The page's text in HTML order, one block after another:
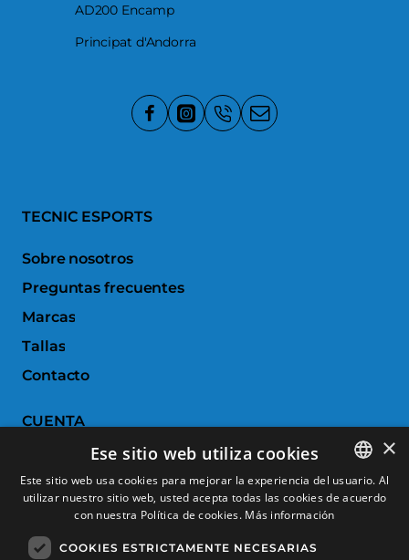
AD200 Encamp
Principat d'Andorra
TECNIC ESPORTS
Sobre nosotros
Preguntas frecuentes
Marcas
Tallas
Contacto
CUENTA
Historial de pedidos
Devoluciones
Productos favoritos
Comparar productos
SPANISH
×
Ese sitio web utiliza cookies
Este sitio web usa cookies para mejorar la experiencia del usuario. Al
utilizar nuestro sitio web, usted acepta todas las cookies de acuerdo
con nuestra Política de cookies. Más información
COOKIES ESTRICTAMENTE NECESARIAS